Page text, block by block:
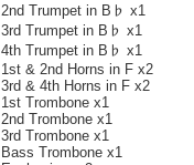
2nd Trumpet in B♭ x1
3rd Trumpet in B♭ x1
4th Trumpet in B♭ x1
1st & 2nd Horns in F x2
3rd & 4th Horns in F x2
1st Trombone x1
2nd Trombone x1
3rd Trombone x1
Bass Trombone x1